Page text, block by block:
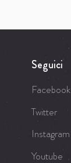
Seguici
Facebook
Twitter
Instagram
Youtube